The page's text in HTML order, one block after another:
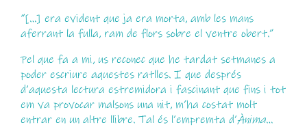
“[…] era evident que ja era morta, amb les mans
aferrant la fulla, ram de flors sobre el ventre obert.”
Pel que fa a mi, us reconec que he tardat setmanes a
poder escriure aquestes ratlles. I que després
d’aquesta lectura estremidora i fascinant que fins i tot
em va provocar malsons una nit, m’ha costat molt
entrar en un altre llibre. Tal és l’empremta d’Ànima…